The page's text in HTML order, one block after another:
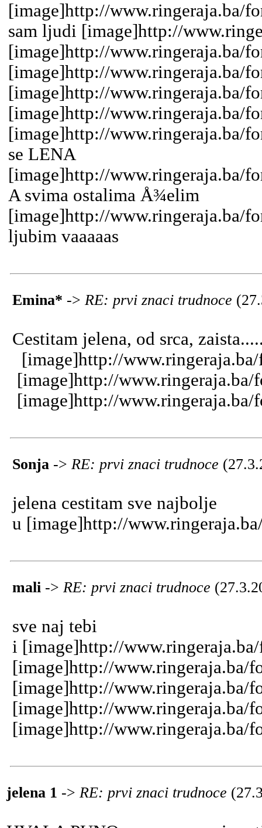
[image]http://www.ringeraja.ba/
sam ljudi [image]http://
[image]http://www.ringeraja.ba/
[image]http://www.ringeraja.ba/
[image]http://www.ringeraja.ba/
[image]http://www.ringeraja.ba/
[image]http://www.ringeraja.ba/
se LENA
[image]http://
A svima ostalima Å¾elim
[image]http://
ljubim vaaaaas
Emina* -> RE: prvi znaci trudnoce
Cestitam jelena, od srca,
[image]http://
[image]http://
[image]http://
Sonja -> RE: prvi znaci trudnoce
jelena cestitam sve najbolje
u [image]http://
mali -> RE: prvi znaci trudnoce
sve naj tebi
i [image]http://
[image]http://www.ringeraja.ba/
[image]http://www.ringeraja.ba/
[image]http://www.ringeraja.ba/
[image]http://www.ringeraja.ba/
jelena 1 -> RE: prvi znaci trudnoce